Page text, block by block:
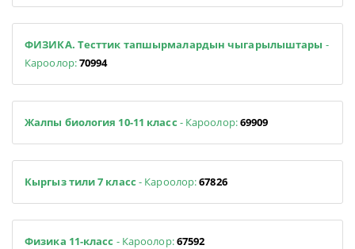
ФИЗИКА. Тесттик тапшырмалардын чыгарылыштары -
Кароолор:70994
Жалпы биология 10-11 класс - Кароолор:69909
Кыргыз тили 7 класс - Кароолор:67826
Физика 11-класс - Кароолор:67592